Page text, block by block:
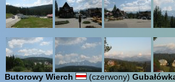
Butorowy Wierch (czerwony)